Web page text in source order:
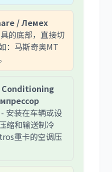
/ Лемех
的底部，直接切
：马斯奇奥MT
Conditioning
- 安装在车辆或设
缩和输送制冷
重卡的空调压